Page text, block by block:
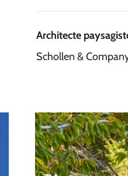
Architecte
Schollen &